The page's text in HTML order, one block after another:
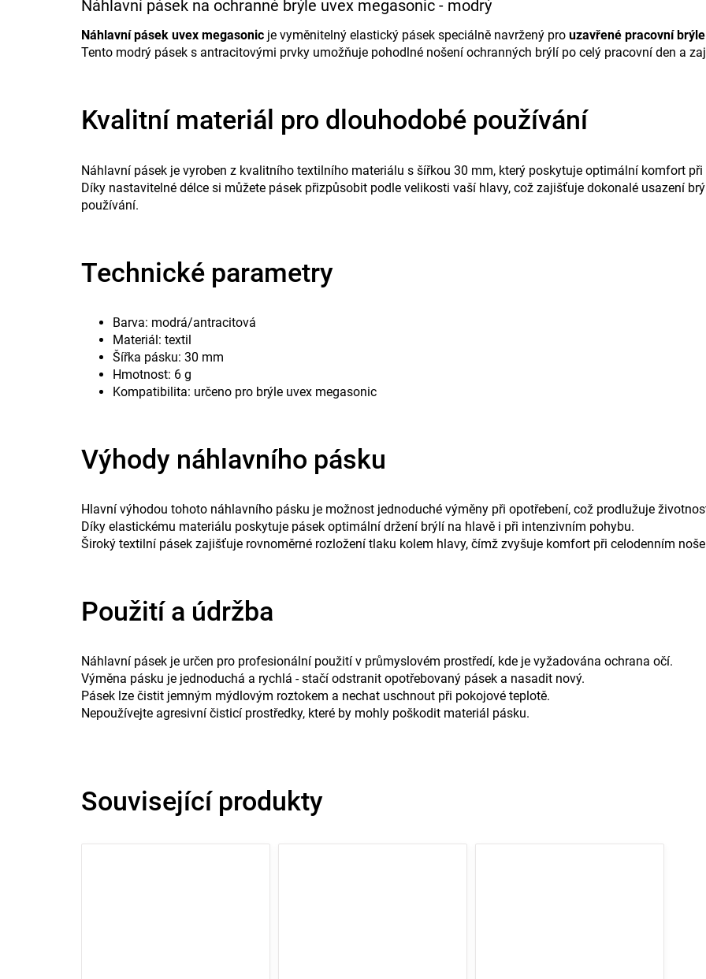
Související produkty
Náhlavní pásek na ochranné brýle uvex megasonic - modrý
Náhlavní pásek uvex megasonic je vyměnitelný elastický pásek speciálně navržený pro uzavřené pracovní
Tento modrý pásek s antracitovými prvky umožňuje pohodlné nošení ochranných brýlí po celý pracovní den a
Kvalitní materiál pro dlouhodobé používání
Náhlavní pásek je vyroben z kvalitního textilního materiálu s šířkou 30 mm, který poskytuje optimální komfort při
Díky nastavitelné délce si můžete pásek přizpůsobit podle velikosti vaší hlavy, což zajišťuje dokonalé usazení
používání.
Technické parametry
Barva: modrá/antracitová
Materiál: textil
Šířka pásku: 30 mm
Hmotnost: 6 g
Kompatibilita: určeno pro brýle uvex megasonic
Výhody náhlavního pásku
Hlavní výhodou tohoto náhlavního pásku je možnost jednoduché výměny při opotřebení, což prodlužuje
Díky elastickému materiálu poskytuje pásek optimální držení brýlí na hlavě i při intenzivním pohybu.
Široký textilní pásek zajišťuje rovnoměrné rozložení tlaku kolem hlavy, čímž zvyšuje komfort při celodenním
Použití a údržba
Náhlavní pásek je určen pro profesionální použití v průmyslovém prostředí, kde je vyžadována ochrana očí.
Výměna pásku je jednoduchá a rychlá - stačí odstranit opotřebovaný pásek a nasadit nový.
Pásek lze čistit jemným mýdlovým roztokem a nechat uschnout při pokojové teplotě.
Nepoužívejte agresivní čisticí prostředky, které by mohly poškodit materiál pásku.